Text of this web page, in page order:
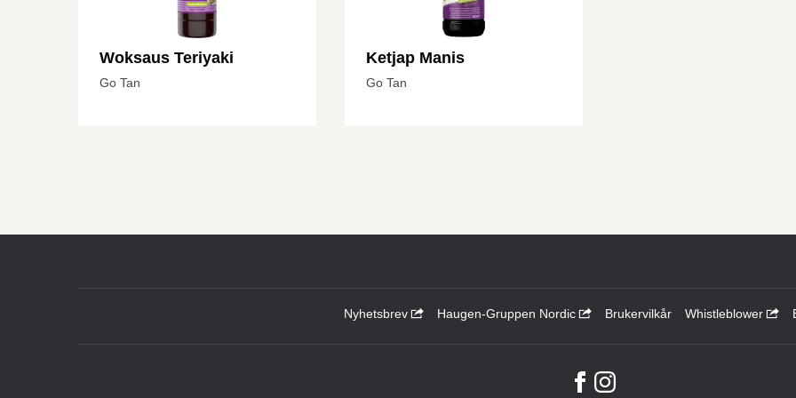
Woksaus Teriyaki
Go Tan
Ketjap Manis
Go Tan
Nyhetsbrev Haugen-Gruppen Nordic Brukervilkår Whistleblower